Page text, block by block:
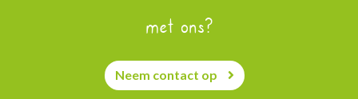
met ons?
Neem contact op